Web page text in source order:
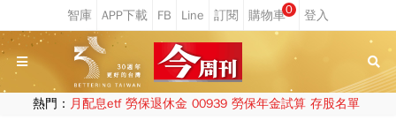
0
熱門： 月配息etf 勞保退休金 00939 勞保年金試算 存股名單